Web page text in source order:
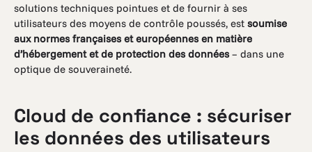
solutions techniques pointues et de fournir à ses
utilisateurs des moyens de contrôle poussés, est soumise
aux normes françaises et européennes en matière
d’hébergement et de protection des données– dans une
optique de souveraineté.
Cloud de confiance : sécuriser
les données des utilisateurs